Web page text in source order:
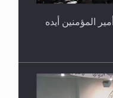
المؤمنين أيده